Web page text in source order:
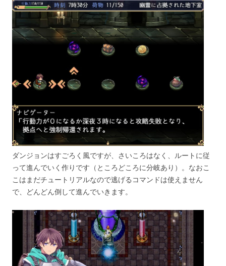
ダンジョンはすごろく風ですが、さいころはなく、ルートに従
って進んでいく作りです（ところどころに分岐あり）。なおこ
こはまだチュートリアルなので逃げるコマンドは使えません
で、どんどん倒して進んでいきます。